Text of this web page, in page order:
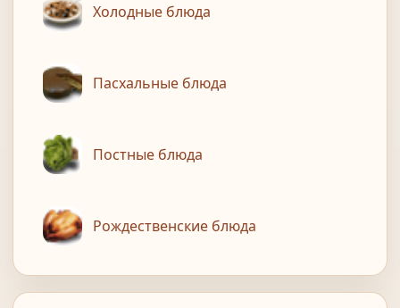
Холодные блюда
Пасхальные блюда
Постные блюда
Рождественские блюда